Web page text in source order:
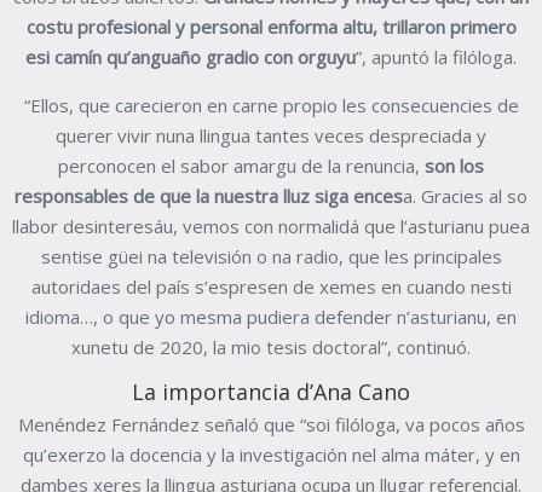
costu profesional y personal enforma altu, trillaron primero
esi camín qu’anguaño gradio con orguyu”, apuntó la filóloga.
“Ellos, que carecieron en carne propio les consecuencies de
querer vivir nuna llingua tantes veces despreciada y
perconocen el sabor amargu de la renuncia, son los
responsables de que la nuestra lluz siga encesa. Gracies al so
llabor desinteresáu, vemos con normalidá que l’asturianu puea
sentise güei na televisión o na radio, que les principales
autoridaes del país s’espresen de xemes en cuando nesti
idioma…, o que yo mesma pudiera defender n’asturianu, en
xunetu de 2020, la mio tesis doctoral”, continuó.
La importancia d’Ana Cano
Menéndez Fernández señaló que “soi filóloga, va pocos años
qu’exerzo la docencia y la investigación nel alma máter, y en
dambes xeres la llingua asturiana ocupa un llugar referencial.